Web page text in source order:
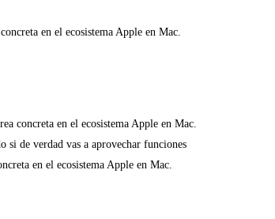
en el ecosistema Apple en Mac.
concreta en el ecosistema Apple en Mac.
si de verdad vas a aprovechar funciones
en el ecosistema Apple en Mac.